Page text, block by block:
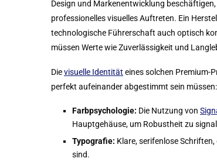
Design und Markenentwicklung
professionelles visuelles Auftreten. Ein
technologische Führerschaft auch optisch
müssen Werte wie Zuverlässigkeit und
Dievisuelle Identität eines solchen Premium-
perfekt aufeinander abgestimmt sein müssen:
Farbpsychologie: Die Nutzung von
Hauptgehäuse, um Robustheit zu
Typografie: Klare, serifenlose
sind.